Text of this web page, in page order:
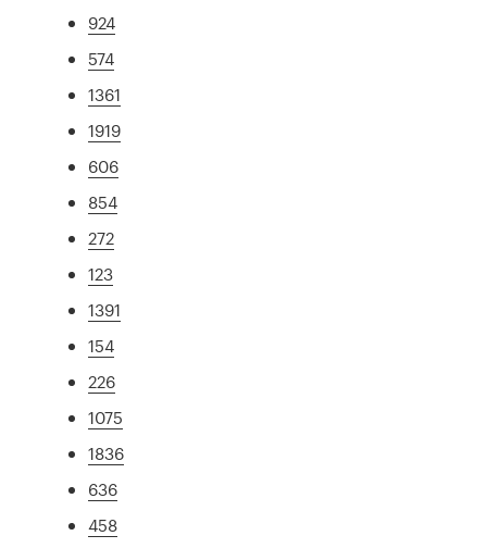
924
574
1361
1919
606
854
272
123
1391
154
226
1075
1836
636
458